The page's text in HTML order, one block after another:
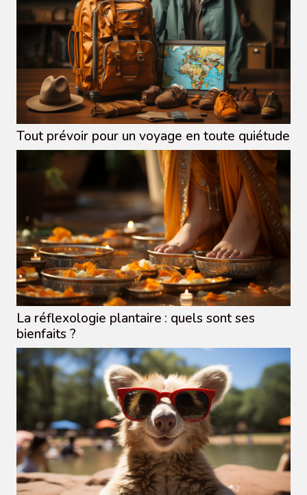
Tout prévoir pour un voyage en toute quiétude
La réflexologie plantaire : quels sont ses
bienfaits ?